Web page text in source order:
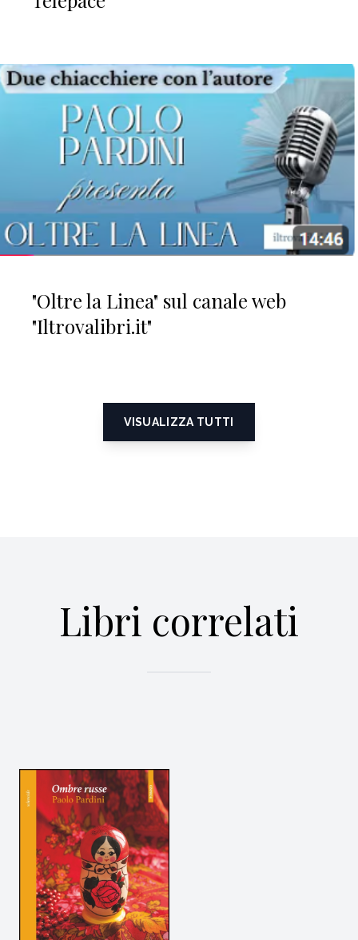
"Oltre la Linea" sul canale web
"Iltrovalibri.it"
VISUALIZZA TUTTI
Libri correlati